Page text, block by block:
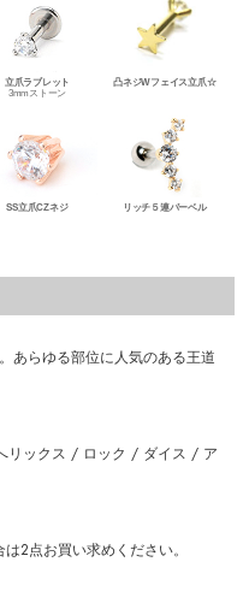
あらゆる部位に人気のある王道
ックス / ロック / ダイス / ア
2点お買い求めください。